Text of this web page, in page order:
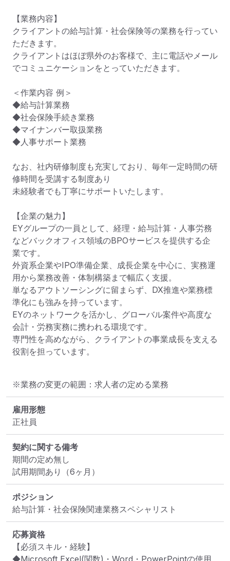
【業務内容】
クライアントの給与計算・社会保険等の業務を行ってい
ただきます。
クライアントはほぼ県外のお客様で、主に電話やメール
でコミュニケーションをとっていただきます。
＜作業内容 例＞
◆給与計算業務
◆社会保険手続き業務
◆マイナンバー取扱業務
◆人事サポート業務
なお、社内研修制度も充実しており、毎年一定時間の研
修時間を受講する制度あり
未経験者でも丁寧にサポートいたします。
【企業の魅力】
EYグループの一員として、経理・給与計算・人事労務
などバックオフィス領域のBPOサービスを提供する企
業です。
外資系企業やIPO準備企業、成長企業を中心に、実務運
用から業務改善・体制構築まで幅広く支援。
単なるアウトソーシングに留まらず、DX推進や業務標
準化にも強みを持っています。
EYのネットワークを活かし、グローバル案件や高度な
会計・労務実務に携われる環境です。
専門性を高めながら、クライアントの事業成長を支える
役割を担っています。
※業務の変更の範囲：求人者の定める業務
雇用形態
正社員
契約に関する備考
期間の定め無し
試用期間あり（6ヶ月）
ポジション
給与計算・社会保険関連業務スペシャリスト
応募資格
【必須スキル・経験】